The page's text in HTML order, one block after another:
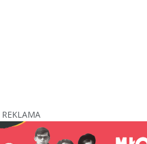
REKLAMA